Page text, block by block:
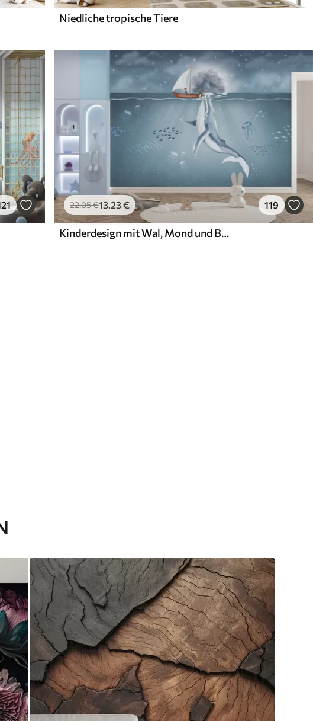
Niedliche tropische Tiere
22.05€13.23€ 119
Kinderdesign mit Wal, Mond und Boot mit Kindern